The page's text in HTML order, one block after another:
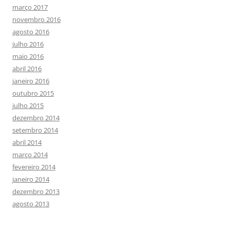
março 2017
novembro 2016
agosto 2016
julho 2016
maio 2016
abril 2016
janeiro 2016
outubro 2015
julho 2015
dezembro 2014
setembro 2014
abril 2014
março 2014
fevereiro 2014
janeiro 2014
dezembro 2013
agosto 2013